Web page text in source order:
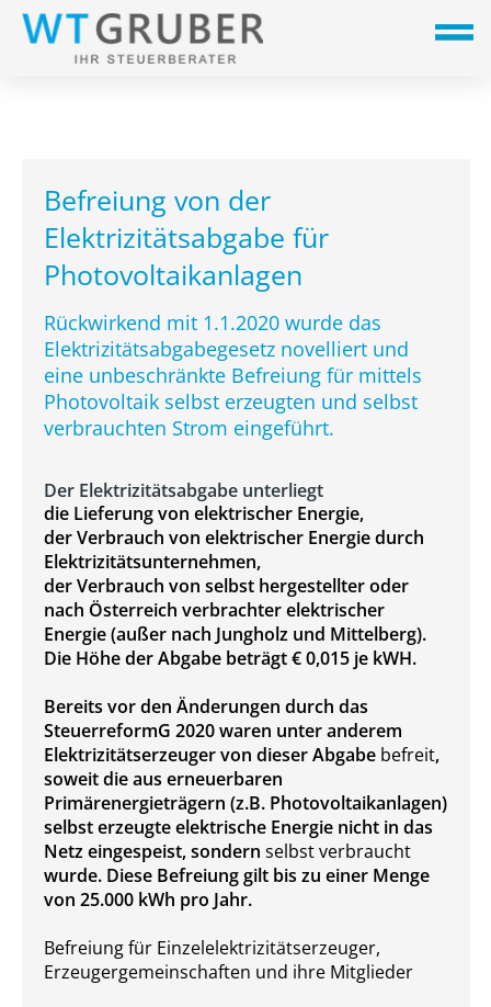
Befreiung von der
Elektrizitätsabgabe für
Photovoltaikanlagen
Rückwirkend mit 1.1.2020 wurde das
Elektrizitätsabgabegesetz novelliert und
eine unbeschränkte Befreiung für mittels
Photovoltaik selbst erzeugten und selbst
verbrauchten Strom eingeführt.
Der Elektrizitätsabgabe unterliegt
die Lieferung von elektrischer Energie,
der Verbrauch von elektrischer Energie durch
Elektrizitätsunternehmen,
der Verbrauch von selbst hergestellter oder
nach Österreich verbrachter elektrischer
Energie (außer nach Jungholz und Mittelberg).
Die Höhe der Abgabe beträgt € 0,015 je kWH.
Bereits vor den Änderungen durch das
SteuerreformG 2020 waren unter anderem
Elektrizitätserzeuger von dieser Abgabe befreit,
soweit die aus erneuerbaren
Primärenergieträgern (z.B. Photovoltaikanlagen)
selbst erzeugte elektrische Energie nicht in das
Netz eingespeist, sondern selbst verbraucht
wurde. Diese Befreiung gilt bis zu einer Menge
von 25.000 kWh pro Jahr.
Befreiung für Einzelelektrizitätserzeuger,
Erzeugergemeinschaften und ihre Mitglieder